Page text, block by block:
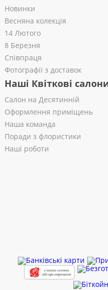
Новинки
Весняна колекція
14 Лютого
8 Березня
Співпраця
Фотографії з доставок
Наші Квіткові
Салон на Десятинній
Оформлення приміщень
Наша команда
Поради з флористики
Наші роботи